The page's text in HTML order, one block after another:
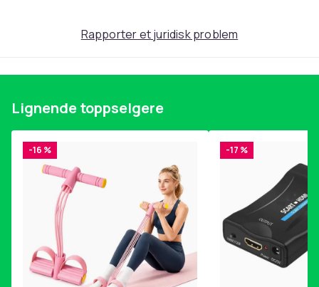
Rapporter et juridisk problem
Lignende toppselgere
-16 % -17 %